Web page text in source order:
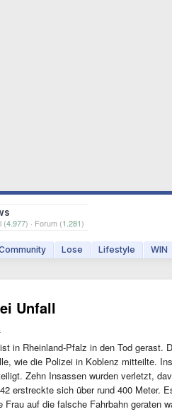
(4.977) · Forum (1.281)
Lose Lifestyle WIN
Unfall
in Rheinland-Pfalz in den Tod gerast.
wie die Polizei in Koblenz mitteilte.
Zehn Insassen wurden verletzt,
erstreckte sich über rund 400 Meter.
Frau auf die falsche Fahrbahn geraten